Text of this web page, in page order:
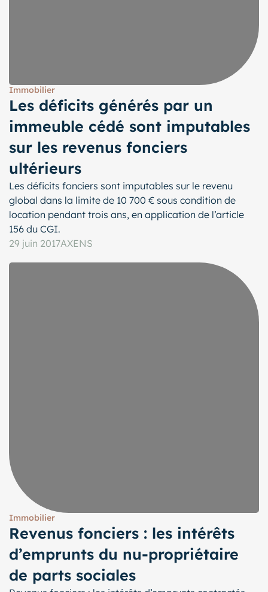
Immobilier
Les déficits générés par un
immeuble cédé sont imputables
sur les revenus fonciers
ultérieurs
Les déficits fonciers sont imputables sur le revenu
global dans la limite de 10 700 € sous condition de
location pendant trois ans, en application de l’article
156 du CGI.
29 juin 2017AXENS
Immobilier
Revenus fonciers : les intérêts
d’emprunts du nu-propriétaire
de parts sociales